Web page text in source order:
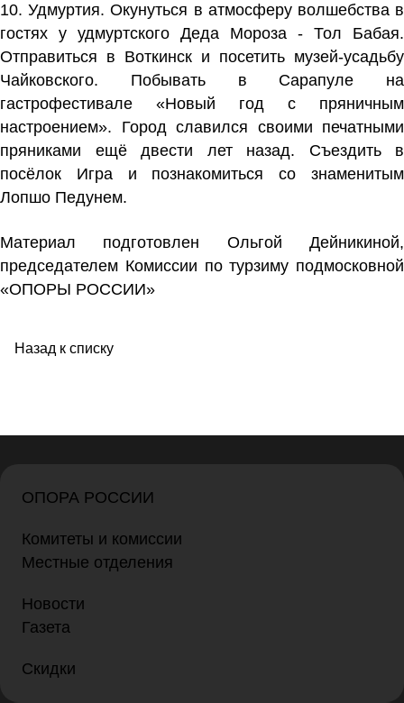
10. Удмуртия. Окунуться в атмосферу волшебства в
гостях у удмуртского Деда Мороза - Тол Бабая.
Отправиться в Воткинск и посетить музей-усадьбу
Чайковского. Побывать в Сарапуле на
гастрофестивале «Новый год с пряничным
настроением». Город славился своими печатными
пряниками ещё двести лет назад. Съездить в
посёлок Игра и познакомиться со знаменитым
Лопшо Педунем.
Материал подготовлен Ольгой Дейникиной,
председателем Комиссии по турзиму подмосковной
«ОПОРЫ РОССИИ»
Назад к списку
ОПОРА РОССИИ
Комитеты и комиссии
Местные отделения
Новости
Газета
Скидки